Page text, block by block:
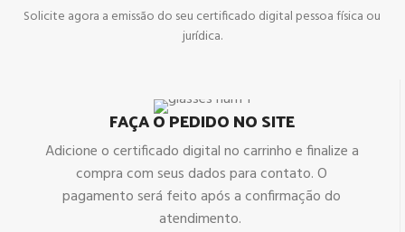
Solicite agora a emissão do seu certificado digital pessoa física ou
jurídica.
FAÇA O PEDIDO NO SITE
Adicione o certificado digital no carrinho e finalize a
compra com seus dados para contato. O
pagamento será feito após a confirmação do
atendimento.